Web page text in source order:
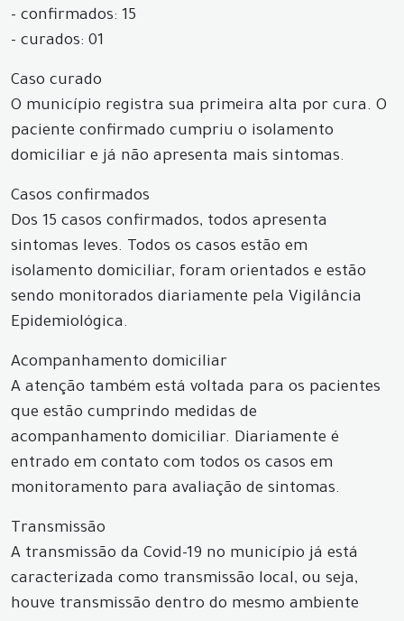
- confirmados: 15
- curados: 01
Caso curado
O município registra sua primeira alta por cura. O
paciente confirmado cumpriu o isolamento
domiciliar e já não apresenta mais sintomas.
Casos confirmados
Dos 15 casos confirmados, todos apresenta
sintomas leves. Todos os casos estão em
isolamento domiciliar, foram orientados e estão
sendo monitorados diariamente pela Vigilância
Epidemiológica.
Acompanhamento domiciliar
A atenção também está voltada para os pacientes
que estão cumprindo medidas de
acompanhamento domiciliar. Diariamente é
entrado em contato com todos os casos em
monitoramento para avaliação de sintomas.
Transmissão
A transmissão da Covid-19 no município já está
caracterizada como transmissão local, ou seja,
houve transmissão dentro do mesmo ambiente